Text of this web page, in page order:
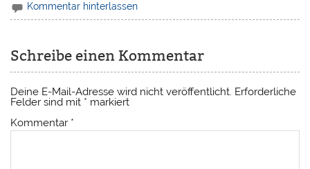
Kommentar hinterlassen
Schreibe einen Kommentar
Deine E-Mail-Adresse wird nicht veröffentlicht. Erforderliche
Felder sind mit * markiert
Kommentar *